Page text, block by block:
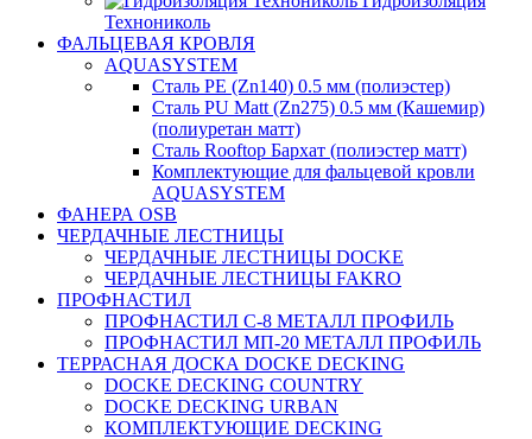
Технониколь
ФАЛЬЦЕВАЯ КРОВЛЯ
AQUASYSTEM
Сталь PE (Zn140) 0.5 мм (полиэстер)
Сталь PU Matt (Zn275) 0.5 мм (Кашемир)
(полиуретан матт)
Сталь Rooftop Бархат (полиэстер матт)
Комплектующие для фальцевой кровли
AQUASYSTEM
ФАНЕРА OSB
ЧЕРДАЧНЫЕ ЛЕСТНИЦЫ
ЧЕРДАЧНЫЕ ЛЕСТНИЦЫ DOCKE
ЧЕРДАЧНЫЕ ЛЕСТНИЦЫ FAKRO
ПРОФНАСТИЛ
ПРОФНАСТИЛ C-8 МЕТАЛЛ ПРОФИЛЬ
ПРОФНАСТИЛ МП-20 МЕТАЛЛ ПРОФИЛЬ
ТЕРРАСНАЯ ДОСКА DOCKE DECKING
DOCKE DECKING COUNTRY
DOCKE DECKING URBAN
КОМПЛЕКТУЮЩИЕ DECKING